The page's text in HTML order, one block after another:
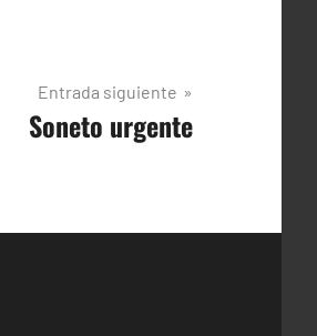
Entrada siguiente
Soneto urgente